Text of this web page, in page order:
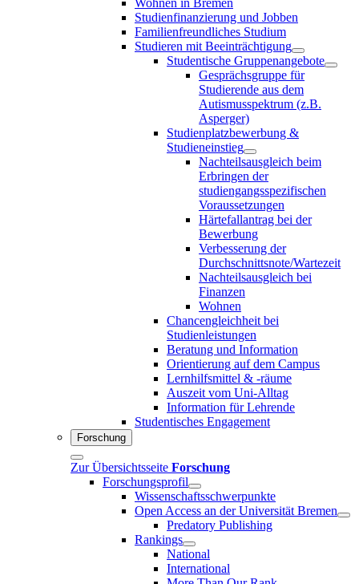
Studienfinanzierung und Jobben
Familienfreundliches Studium
Studieren mit Beeinträchtigung
Studentische Gruppenangebote
Gesprächsgruppe für
Studierende aus dem
Autismusspektrum (z.B.
Asperger)
Studienplatzbewerbung &
Studieneinstieg
Nachteilsausgleich beim
Erbringen der
studiengangsspezifischen
Voraussetzungen
Härtefallantrag bei der
Bewerbung
Verbesserung der
Durchschnittsnote/Wartezeit
Nachteilsausgleich bei
Finanzen
Wohnen
Chancengleichheit bei
Studienleistungen
Beratung und Information
Orientierung auf dem Campus
Lernhilfsmittel & -räume
Auszeit vom Uni-Alltag
Information für Lehrende
Studentisches Engagement
Forschung
Zur Übersichtsseite Forschung
Forschungsprofil
Wissenschaftsschwerpunkte
Open Access an der Universität Bremen
Predatory Publishing
Rankings
National
International